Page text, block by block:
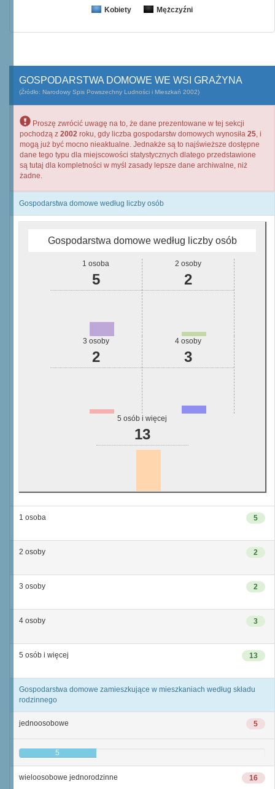
Kobiety Mężczyźni
GOSPODARSTWA DOMOWE WE WSI GRAŻYNA
(Źródło: Narodowy Spis Powszechny Ludności i Mieszkań 2002)
Proszę zwrócić uwagę na to, że dane prezentowane w tej sekcji
pochodzą z 2002 roku, gdy liczba gospodarstw domowych wynosiła 25, i
mogą już być mocno nieaktualne. Jednakże są to najświeższe dostępne
dane tego typu dla miejscowości statystycznych dlatego przedstawione
są tutaj dla kompletności w myśl zasady lepsze dane archiwalne, niż
żadne.
Gospodarstwa domowe według liczby osób
Gospodarstwa domowe według liczby osób
1 osoba
5
2 osoby
2
3 osoby
2
4 osoby
3
5 osób i więcej
13
5
1 osoba
2
2 osoby
2
3 osoby
3
4 osoby
13
5 osób i więcej
Gospodarstwa domowe zamieszkujące w mieszkaniach według składu
rodzinnego
5
jednoosobowe
5
16
wieloosobowe jednorodzinne